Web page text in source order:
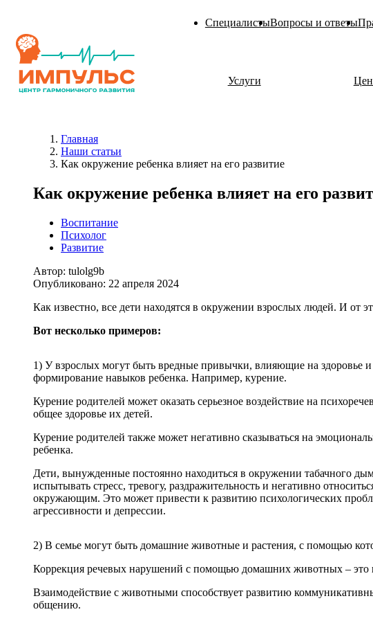
СпециалистыВопросы и ответы
Услуги
Тест Векслера
Биоакустическая коррекция (БАК)
Транскраниальная микрополяризация (ТКМП)
Занятия на аппарате Forbrain (Форбрейн)
Мозжечковая стимуляция
Остеопатия
Логопедический массаж
Метод Резет (Reset)
Занятия со специалистами
Аппаратные методы коррекции
Медицинская реабилитация
Кинезиотейпирование
Психологическое консультирование для родителей
Главная
Наши статьи
Как окружение ребенка влияет на его развитие
Как окружение ребенка влияет на его
Воспитание
Психолог
Развитие
Автор: tulolg9b
Опубликовано: 22 апреля 2024
Как известно, все дети находятся в окружении взрослых людей. И от
Вот несколько примеров:
1) У взрослых могут быть вредные привычки, влияющие на здоровье и
формирование навыков ребенка. Например, курение.
Курение родителей может оказать серьезное воздействие на
общее здоровье их детей.
Курение родителей также может негативно сказываться на
ребенка.
Дети, вынужденные постоянно находиться в окружении табачного
испытывать стресс, тревогу, раздражительность и негативно
окружающим. Это может привести к развитию психологических
агрессивности и депрессии.
2) В семье могут быть домашние животные и растения, с помощью
Коррекция речевых нарушений с помощью домашних животных – это
Взаимодействие с животными способствует развитию
общению.